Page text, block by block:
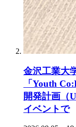
金沢工業大
「Youth
開発計画（
イベントで